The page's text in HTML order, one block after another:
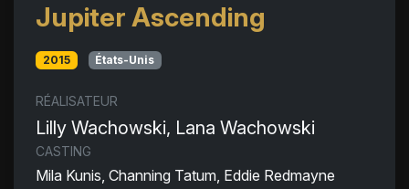
Jupiter Ascending
2015 États-Unis
RÉALISATEUR
Lilly Wachowski, Lana Wachowski
CASTING
Mila Kunis, Channing Tatum, Eddie Redmayne